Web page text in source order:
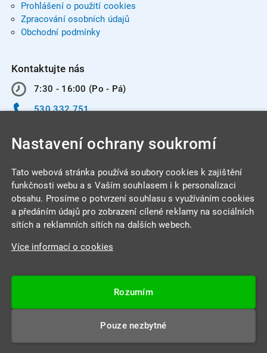
Prohlášení o použití cookies
Zpracování osobních údajů
Obchodní podmínky
Kontaktujte nás
7:30 - 16:00 (Po - Pá)
530 332 751
INTEGRA CENTRUM s.r.o.
Jabloňová 662/7
Datová schránka: 4beca6d
Nastavení ochrany soukromí
Tato webová stránka používá soubory cookies k zajištění
funkčnosti webu a s Vaším souhlasem i k personalizaci
obsahu. Prosíme o potvrzení souhlasu s využíváním cookies
a předáním údajů pro zobrazení cílené reklamy na sociálních
sítích a reklamních sítích na dalších webech.
Více informací o cookies
Rozumím
Pouze nezbytné